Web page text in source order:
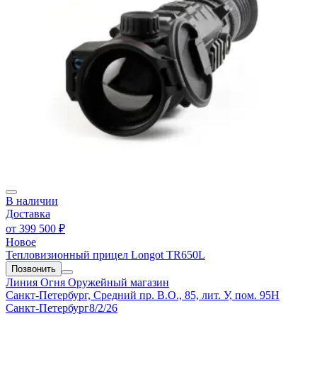
В наличии
Доставка
от 399 500 ₽
Новое
Тепловизионный прицел Longot TR650L
Позвонить
Линия Огня Оружейный магазин
Санкт-Петербург, Средний пр. В.О., 85, лит. У, пом. 95Н
Санкт-Петербург8/2/26